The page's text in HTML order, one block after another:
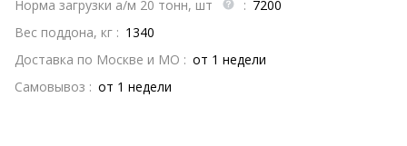
Норма загрузки а/м 20 тонн, шт : 7200
Вес поддона, кг : 1340
Доставка по Москве и МО : от 1 недели
Самовывоз : от 1 недели